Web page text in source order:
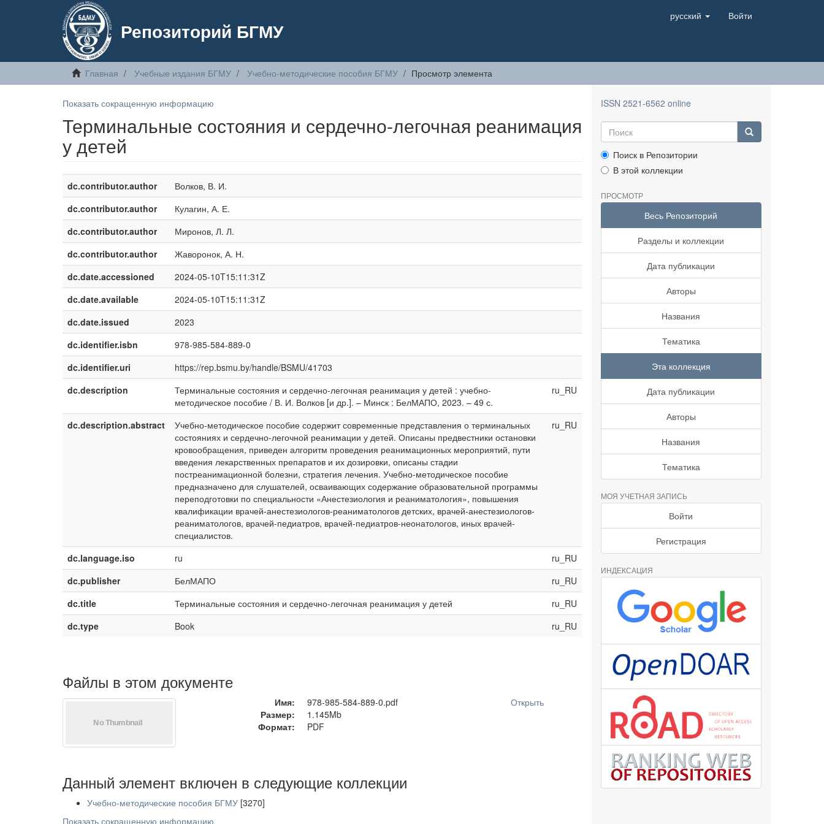
Репозиторий БГМУ
русский Войти
Главная Учебные издания БГМУ Учебно-методические пособия БГМУ Просмотр элемента
Показать сокращенную информацию
Терминальные состояния и сердечно-легочная реанимация
у детей
dc.contributor.author
Волков, В. И.
dc.contributor.author
Кулагин, А. Е.
dc.contributor.author
Миронов, Л. Л.
dc.contributor.author
Жаворонок, А. Н.
dc.date.accessioned
2024-05-10T15:11:31Z
dc.date.available
2024-05-10T15:11:31Z
dc.date.issued
2023
dc.identifier.isbn
978-985-584-889-0
dc.identifier.uri
https://rep.bsmu.by/handle/BSMU/41703
dc.description
Терминальные состояния и сердечно-легочная реанимация у детей : учебно-
методическое пособие / В. И. Волков [и др.]. – Минск : БелМАПО, 2023. – 49 с.
ru_RU
dc.description.abstract
Учебно-методическое пособие содержит современные представления о терминальных
состояниях и сердечно-легочной реанимации у детей. Описаны предвестники остановки
кровообращения, приведен алгоритм проведения реанимационных мероприятий, пути
введения лекарственных препаратов и их дозировки, описаны стадии
постреанимационной болезни, стратегия лечения. Учебно-методическое пособие
предназначено для слушателей, осваивающих содержание образовательной программы
переподготовки по специальности «Анестезиология и реаниматология», повышения
квалификации врачей-анестезиологов-реаниматологов детских, врачей-анестезиологов-
реаниматологов, врачей-педиатров, врачей-педиатров-неонатологов, иных врачей-
специалистов.
ru_RU
dc.language.iso ru
ru_RU
dc.publisher
БелМАПО
ru_RU
dc.title
Терминальные состояния и сердечно-легочная реанимация у детей
ru_RU
dc.type
Book ru_RU
Файлы в этом документе
Имя:
978-985-584-889-0.pdf
Размер:
1.145Mb
Формат:
PDF
Открыть
Данный элемент включен в следующие коллекции
Учебно-методические пособия БГМУ [3270]
Показать сокращенную информацию
ISSN 2521-6562 online
Поиск в Репозитории
В этой коллекции
ПРОСМОТР
Весь Репозиторий
Разделы и коллекции
Дата публикации
Авторы
Названия
Тематика
Эта коллекция
Дата публикации
Авторы
Названия
Тематика
МОЯ УЧЕТНАЯ ЗАПИСЬ
Войти
Регистрация
ИНДЕКСАЦИЯ